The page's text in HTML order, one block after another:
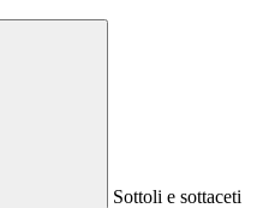
Sottoli e sottaceti